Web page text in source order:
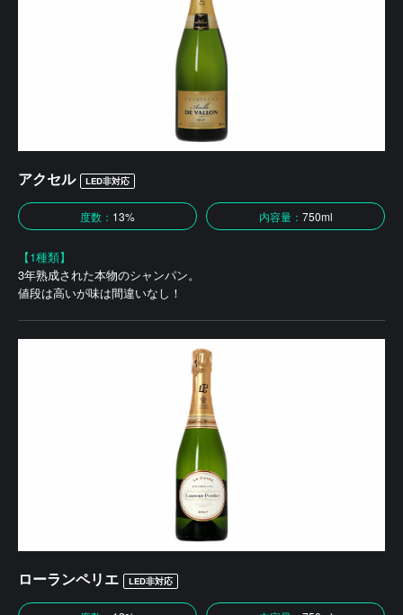
アクセル LED非対応
度数： 13% 内容量： 750ml
【1種類】
3年熟成された本物のシャンパン。
値段は高いが味は間違いなし！
ローランペリエ LED非対応